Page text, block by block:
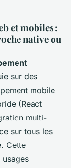
et mobiles :
native ou
sur des
mobile
(React
multi-
sur tous les
Cette